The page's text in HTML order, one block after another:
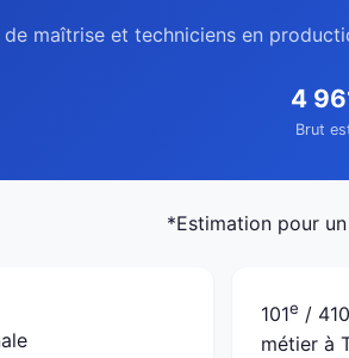
maîtrise et techniciens en
4
Brut
*Estimation pour
101e / 410
métier à